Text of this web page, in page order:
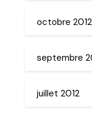
octobre 2012
septembre
juillet 2012